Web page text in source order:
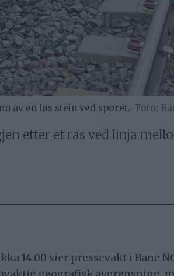
av en løs stein ved sporet.
etter et ras ved linja
14.00 sier pressevakt i Bane